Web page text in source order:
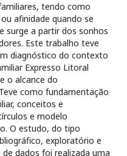
tendo como
afinidade quando se
surge a partir dos sonhos
Este trabalho teve
diagnóstico do contexto
Expresso Litoral
o alcance do
como fundamentação
conceitos e
e modelo
O estudo, do tipo
exploratório e
dados foi realizada uma